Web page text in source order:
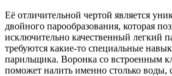
Её отличительной чертой является
двойного парообразования, которая
исключительно качественный легкий
требуются какие-то специальные
парильщика. Воронка со встроенным
поможет налить именно столько воды,